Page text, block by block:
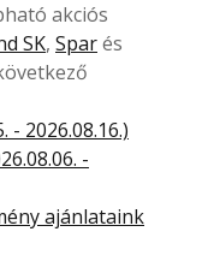
akciós
SK, Sparés
- 2026.08.16.)
-
ajánlataink